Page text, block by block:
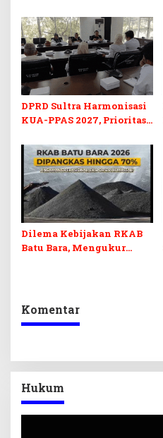
Berkelanjutan
DPRD Sultra Harmonisasi
KUA-PPAS 2027, Prioritas
dan Pelunasan Utang
Infrastruktur
Dilema Kebijakan RKAB
Batu Bara, Mengukur
Komentar
Hukum